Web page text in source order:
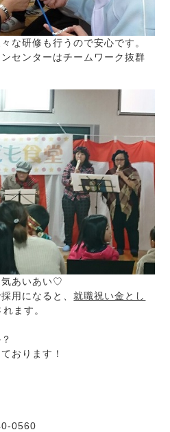
な研修も行うので安心です。
センターはチームワーク抜群
気あいあい♡
採用になると、就職祝い金とし
ます。
おります！
0560